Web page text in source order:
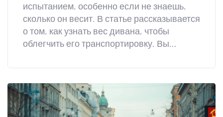
испытанием, особенно если не знаешь,
сколько он весит. В статье рассказывается
о том, как узнать вес дивана, чтобы
облегчить его транспортировку. Вы
его правильно перевезти и на что
обратить внимание при выборе
транспорта. Полезные советы помогут
вам подготовиться к переезду без